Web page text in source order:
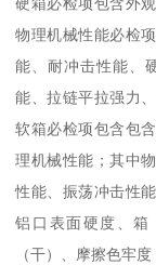
硬箱必检项包含外
物理机械性能必检
能、耐冲击性能、
能、拉链平拉强力
软箱必检项包含包
理机械性能；其中
性能、振荡冲击性
铝口表面硬度、箱
（干）、摩擦色牢度